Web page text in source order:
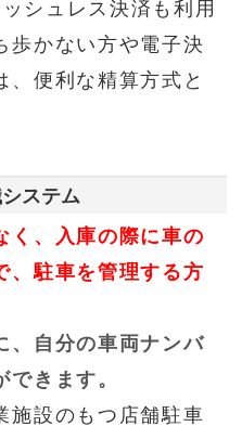
シュレス決済も利用
歩かない方や電子決
、便利な精算方式と
ステム
く、入庫の際に車の
、駐車を管理する方
、自分の車両ナンバ
きます。
施設のもつ店舗駐車